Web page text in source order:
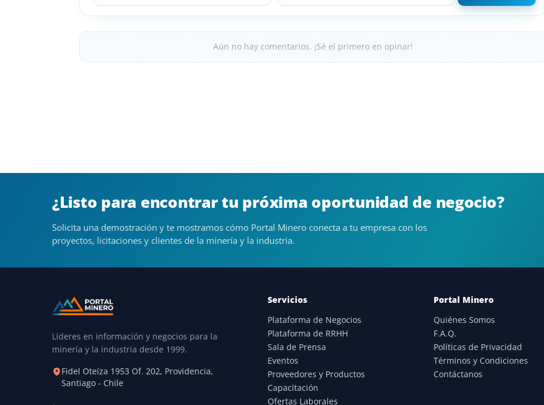
Aún no hay comentarios. ¡Sé el primero en opinar!
¿Listo para encontrar tu próxima oportunidad de negocio?
Solicita una demostración y te mostramos cómo Portal Minero conecta a tu empresa con los
proyectos, licitaciones y clientes de la minería y la industria.
Líderes en información y negocios para la
minería y la industria desde 1999.
Fidel Oteíza 1953 Of. 202, Providencia,
Santiago - Chile
Servicios
Plataforma de Negocios
Plataforma de RRHH
Sala de Prensa
Eventos
Proveedores y Productos
Capacitación
Ofertas Laborales
Portal Minero
Quiénes Somos
F.A.Q.
Políticas de Privacidad
Términos y Condiciones
Contáctanos